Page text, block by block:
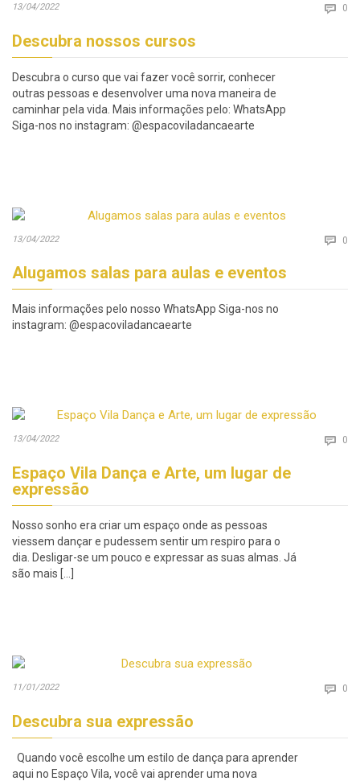
13/04/2022  0
Descubra nossos cursos
Descubra o curso que vai fazer você sorrir, conhecer
outras pessoas e desenvolver uma nova maneira de
caminhar pela vida. Mais informações pelo: WhatsApp
Siga-nos no instagram: @espacoviladancaearte
13/04/2022  0
Alugamos salas para aulas e eventos
Mais informações pelo nosso WhatsApp Siga-nos no
instagram: @espacoviladancaearte
13/04/2022  0
Espaço Vila Dança e Arte, um lugar de
expressão
Nosso sonho era criar um espaço onde as pessoas
viessem dançar e pudessem sentir um respiro para o
dia. Desligar-se um pouco e expressar as suas almas. Já
são mais […]
11/01/2022  0
Descubra sua expressão
Quando você escolhe um estilo de dança para aprender
aqui no Espaço Vila, você vai aprender uma nova